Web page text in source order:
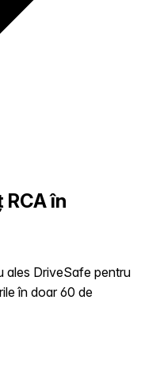
în
ales DriveSafe pentru
în doar 60 de